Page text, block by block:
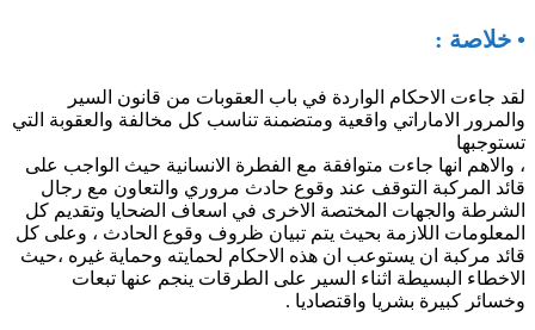
• خلاصة :
لقد جاءت الاحكام الواردة في باب العقوبات من قانون السير
والمرور الاماراتي واقعية ومتضمنة تناسب كل مخالفة والعقوبة التي
تستوجبها
، والاهم انها جاءت متوافقة مع الفطرة الانسانية حيث الواجب على
قائد المركبة التوقف عند وقوع حادث مروري والتعاون مع رجال
الشرطة والجهات المختصة الاخرى في اسعاف الضحايا وتقديم كل
المعلومات اللازمة بحيث يتم تبيان ظروف وقوع الحادث ، وعلى كل
قائد مركبة ان يستوعب ان هذه الاحكام لحمايته وحماية غيره ،حيث
الاخطاء البسيطة اثناء السير على الطرقات ينجم عنها تبعات
وخسائر كبيرة بشريا واقتصاديا .